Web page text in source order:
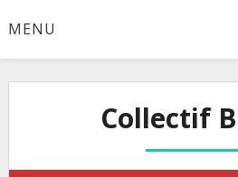
toMENU
Collectif